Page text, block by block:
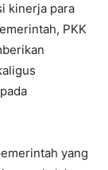
kinerja para
PKK
yang